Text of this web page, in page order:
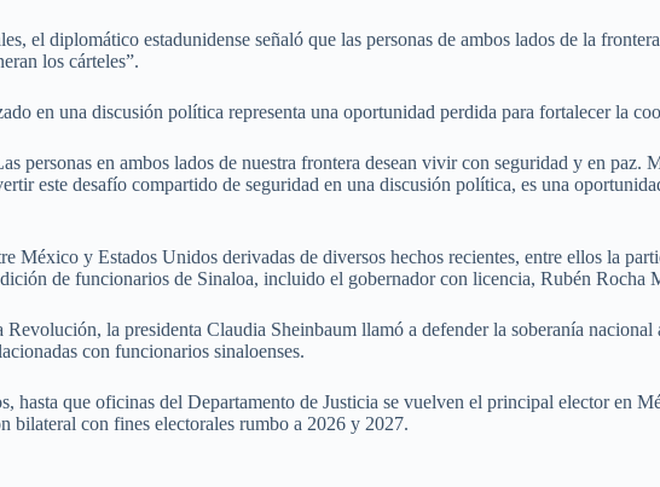
el diplomático estadunidense señaló que las personas de ambos lados de la
los cárteles”.
en una discusión política representa una oportunidad perdida para fortalecer la
personas en ambos lados de nuestra frontera desean vivir con seguridad y en
este desafío compartido de seguridad en una discusión política, es una
México y Estados Unidos derivadas de diversos hechos recientes, entre ellos la
de funcionarios de Sinaloa, incluido el gobernador con licencia, Rubén Rocha
la presidenta Claudia Sheinbaum llamó a defender la soberanía
con funcionarios sinaloenses.
hasta que oficinas del Departamento de Justicia se vuelven el principal elector en
bilateral con fines electorales rumbo a 2026 y 2027.